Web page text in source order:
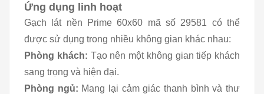
Ứng dụng linh hoạt
Gạch lát nền Prime 60x60 mã số 29581 có thể
được sử dụng trong nhiều không gian khác nhau:
Phòng khách: Tạo nên một không gian tiếp khách
sang trọng và hiện đại.
Phòng ngủ: Mang lại cảm giác thanh bình và thư